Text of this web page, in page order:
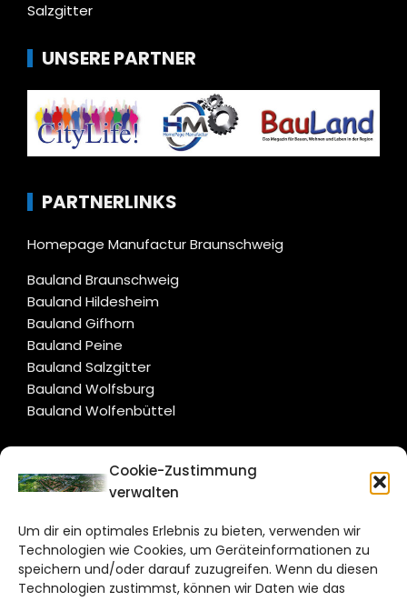
Cookie-Zustimmung
verwalten
Um dir ein optimales Erlebnis zu bieten, verwenden wir
Technologien wie Cookies, um Geräteinformationen zu
speichern und/oder darauf zuzugreifen. Wenn du diesen
Technologien zustimmst, können wir Daten wie das
Salzgitter
UNSERE PARTNER
PARTNERLINKS
Homepage Manufactur Braunschweig
Bauland Braunschweig
Bauland Hildesheim
Bauland Gifhorn
Bauland Peine
Bauland Salzgitter
Bauland Wolfsburg
Bauland Wolfenbüttel
CITYLIFE!
Bruchtorwall 12
38100 Braunschweig
Telefon: 0531 387220 – 65